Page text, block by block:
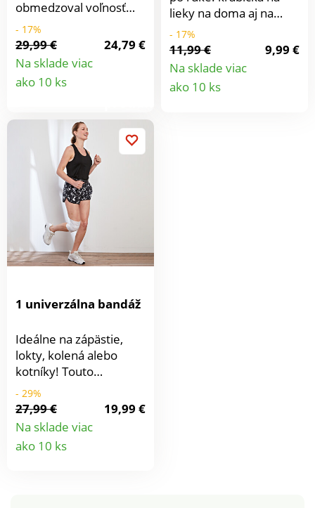
obmedzoval voľnosť
pohybu: vankúšik na
krku Vás obklopí
príjemným teplom a
levanduľovou vôňou.
Dokáže uľaviť od bolesti
vôňa zároveň uvoľňuje
a povzbudzuje.
- 17%
29,99 €
24,79 €
Na sklade viac
ako 10 ks
lieky na doma aj na
cestách. Doma aj na
cesty. S integrovaným
krájačom na tablety.
Zmestí sa do každej
kabelky.
- 17%
11,99 €
9,99 €
Na sklade viac
ako 10 ks
1 univerzálna bandáž
Ideálne na zápästie,
lokty, kolená alebo
kotníky! Touto
univerzálnou bandážou
so suchým zipsom
môžete individuálne
omotať a ochrániť kĺby
a väzy pre väčšiu
- 29%
27,99 €
19,99 €
Na sklade viac
ako 10 ks